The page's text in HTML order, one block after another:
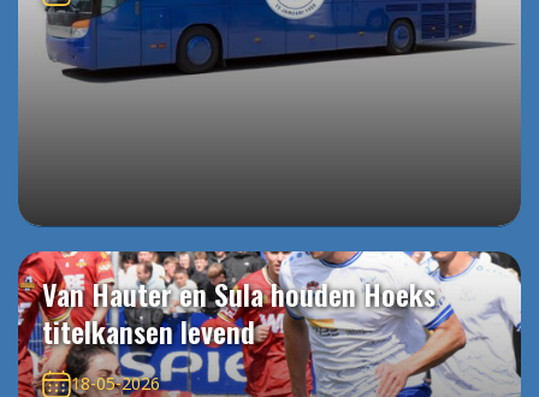
Van Hauter en Sula houden Hoeks
titelkansen levend
18-05-2026